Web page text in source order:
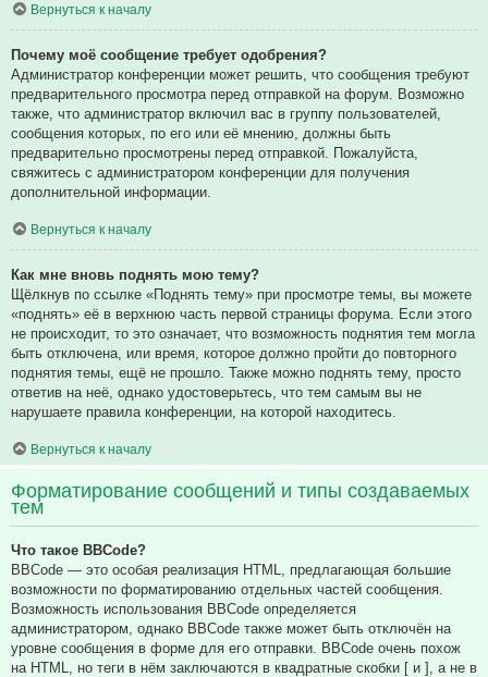
Вернуться к началу
Почему моё сообщение требует одобрения?
Администратор конференции может решить, что сообщения требуют
предварительного просмотра перед отправкой на форум. Возможно
также, что администратор включил вас в группу пользователей,
сообщения которых, по его или её мнению, должны быть
предварительно просмотрены перед отправкой. Пожалуйста,
свяжитесь с администратором конференции для получения
дополнительной информации.
Вернуться к началу
Как мне вновь поднять мою тему?
Щёлкнув по ссылке «Поднять тему» при просмотре темы, вы можете
«поднять» её в верхнюю часть первой страницы форума. Если этого
не происходит, то это означает, что возможность поднятия тем могла
быть отключена, или время, которое должно пройти до повторного
поднятия темы, ещё не прошло. Также можно поднять тему, просто
ответив на неё, однако удостоверьтесь, что тем самым вы не
нарушаете правила конференции, на которой находитесь.
Вернуться к началу
Форматирование сообщений и типы создаваемых
тем
Что такое BBCode?
BBCode — это особая реализация HTML, предлагающая большие
возможности по форматированию отдельных частей сообщения.
Возможность использования BBCode определяется
администратором, однако BBCode также может быть отключён на
уровне сообщения в форме для его отправки. BBCode очень похож
на HTML, но теги в нём заключаются в квадратные скобки [ и ], а не в